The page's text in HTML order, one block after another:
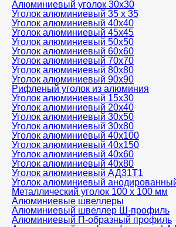
Алюминиевый уголок 30х30
Уголок алюминиевый 35 х 35
Уголок алюминиевый 40х40
Уголок алюминиевый 45х45
Уголок алюминиевый 50х50
Уголок алюминиевый 60х60
Уголок алюминиевый 70х70
Уголок алюминиевый 80х80
Уголок алюминиевый 90х90
Рифленый уголок из алюминия
Уголок алюминиевый 15х30
Уголок алюминиевый 20х40
Уголок алюминиевый 30х50
Уголок алюминиевый 30х80
Уголок алюминиевый 40х100
Уголок алюминиевый 40х150
Уголок алюминиевый 40х60
Уголок алюминиевый 40х80
Уголок алюминиевый АД31Т1
Уголок алюминиевый
Металлический уголок 100 х 100 мм
Алюминиевые швеллеры
Алюминиевый швеллер Ш-профиль
Алюминиевый П-образный профиль